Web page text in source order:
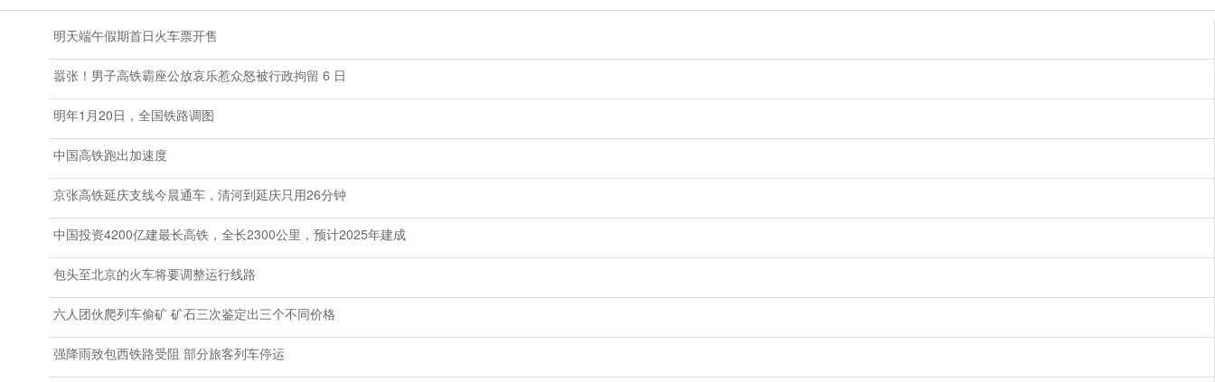
明天端午假期首日火车票开售
嚣张！男子高铁霸座公放哀乐惹众怒被行政拘留 6 日
明年1月20日，全国铁路调图
中国高铁跑出加速度
京张高铁延庆支线今晨通车，清河到延庆只用26分钟
中国投资4200亿建最长高铁，全长2300公里，预计2025年建成
包头至北京的火车将要调整运行线路
六人团伙爬列车偷矿 矿石三次鉴定出三个不同价格
强降雨致包西铁路受阻 部分旅客列车停运